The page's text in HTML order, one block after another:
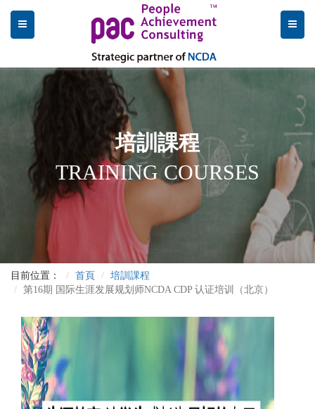
培訓課程
TRAINING COURSES
目前位置： 首頁
培訓課程
第16期 国际生涯发展规划师NCDA CDP 认证培训（北京）